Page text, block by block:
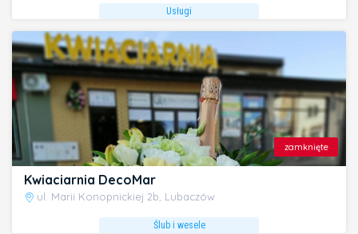
Usługi
zamknięte
Kwiaciarnia DecoMar
ul. Marii Konopnickiej 2b, Lubaczów
Ślub i wesele